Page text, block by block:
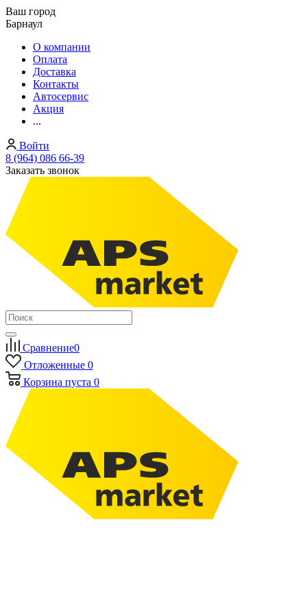
Ваш город
Барнаул
О компании
Оплата
Доставка
Контакты
Автосервис
Акция
...
Войти
8 (964) 086 66-39
Заказать звонок
Сравнение0
Отложенные 0
Корзина пуста 0